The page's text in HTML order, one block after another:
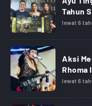
Tahun
lewat 6
Aksi
Rhoma
lewat 6